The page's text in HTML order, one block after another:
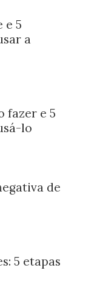
e 5
a
fazer e 5
lo
de
5 etapas